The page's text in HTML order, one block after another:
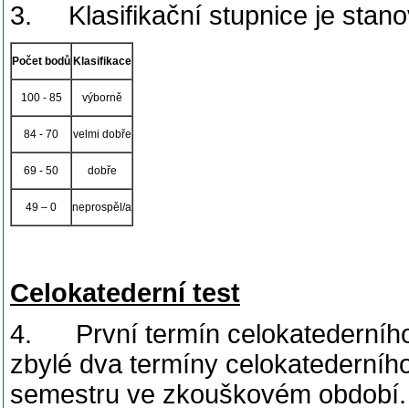
3. Klasifikační stupnice je
Počet bodů Klasifikace
100 - 85 výborně
84 - 70 velmi dobře
69 - 50 dobře
49 – 0 neprospěl/a
Celokatederní test
4. První termín
zbylé dva termíny
semestru ve zkouškovém období.